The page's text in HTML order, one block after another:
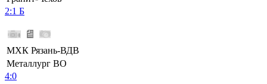
2:1 Б
МХК Рязань-ВДВ
Металлург ВО
4:0